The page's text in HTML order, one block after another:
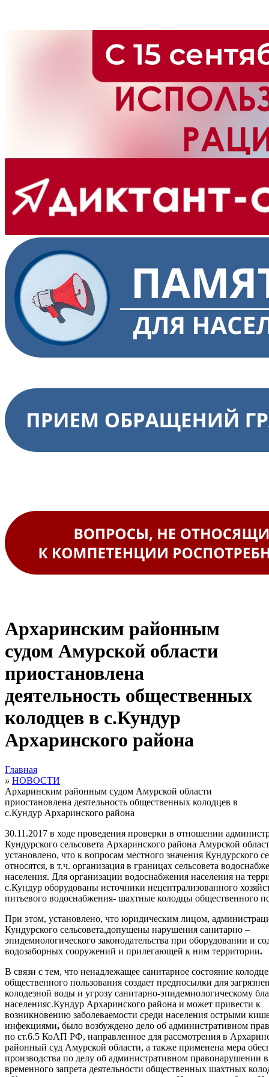
Архаринским районным
судом Амурской области
приостановлена
деятельность общественных
колодцев в с.Кундур
Архаринского района
Главная
» НОВОСТИ
Архаринским районным судом Амурской области
приостановлена деятельность общественных колодцев в
с.Кундур Архаринского района
30.11.2017 в ходе проведения проверки в отношении
Кундурского сельсовета Архаринского района Амурской
установлено, что к вопросам местного значения Кундурского
относятся, в т.ч. организация в границах сельсовета
населения. Для организации водоснабжения населения на
с.Кундур оборудованы источники нецентрализованного
питьевого водоснабжения- шахтные колодцы общественного
При этом, установлено, что юридическим лицом,
Кундурского сельсовета,допущены нарушения санитарно –
эпидемиологического законодательства при оборудовании и
водозаборных сооружений и прилегающей к ним территории.
В связи с тем, что ненадлежащее санитарное состояние
общественного пользования создает предпосылки для
колодезной воды и угрозу санитарно-эпидемиологическому
населенияс.Кундур Архаринского района и может привести к
возникновению заболеваемости среди населения острыми
инфекциями, было возбуждено дело об административном
по ст.6.5 КоАП РФ, направленное для рассмотрения в
районный суд Амурской области, а также применена мера
производства по делу об административном правонарушении
временного запрета деятельности общественных шахтных